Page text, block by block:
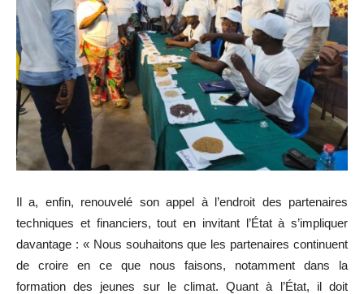
Il a, enfin, renouvelé son appel à l’endroit des partenaires
techniques et financiers, tout en invitant l’État à s’impliquer
davantage : « Nous souhaitons que les partenaires continuent
de croire en ce que nous faisons, notamment dans la
formation des jeunes sur le climat. Quant à l’État, il doit